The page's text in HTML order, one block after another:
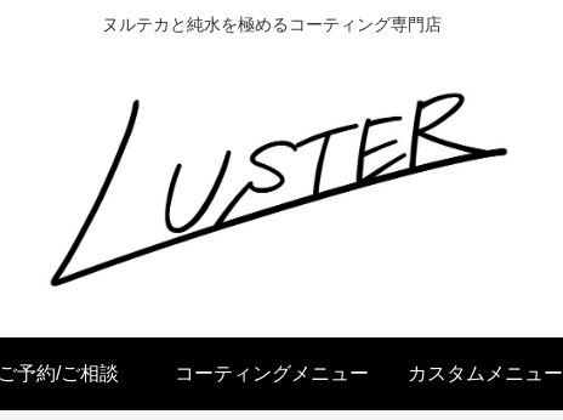
ヌルテカと純水を極めるコーティング専門店
予約/ご相談 コーティングメニュー カスタムメニュー